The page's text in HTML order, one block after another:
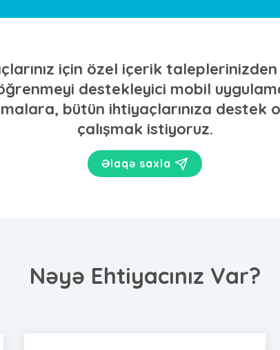
için özel içerik
destekleyici mobil
bütün ihtiyaçlarınıza destek
çalışmak istiyoruz.
Əlaqə saxla
Nəyə Ehtiyacınız Var?